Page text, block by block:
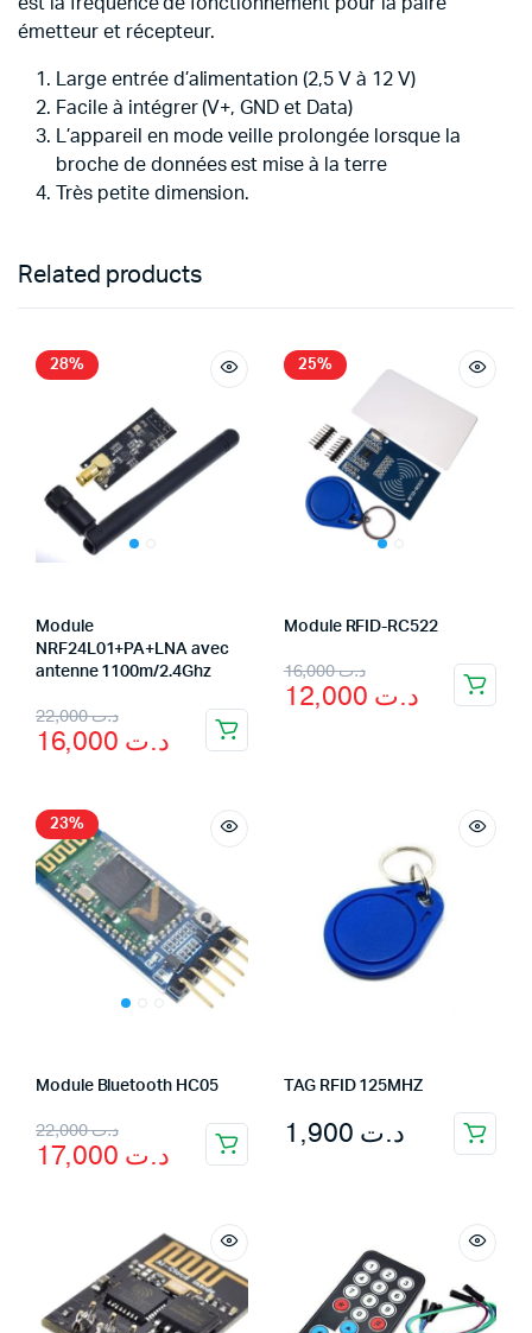
émetteur et récepteur.
Large entrée d’alimentation (2,5 V à 12 V)
Facile à intégrer (V+, GND et Data)
L’appareil en mode veille prolongée lorsque la
broche de données est mise à la terre
Très petite dimension.
Related products
28%
Module
NRF24L01+PA+LNA avec
antenne 1100m/2.4Ghz
د.ت22,000
Original
price
د.ت
Current
price
25%
Module RFID-RC522
د.ت16,000
Original
price
د.ت
Current
price
23%
Module Bluetooth HC05
د.ت22,000
Original
price
د.ت 22,000.
د.ت
Current
price
د.ت 17,000.
TAG RFID 125MHZ
د.ت